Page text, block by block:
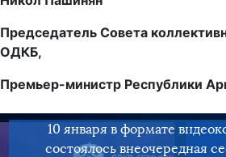
Председатель Совета
ОДКБ,
Премьер-министр Республики
10 января в формате
состоялось внеочередная